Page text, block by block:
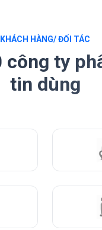
KHÁCH HÀNG/ ĐỐI TÁC
công ty
tin dùng